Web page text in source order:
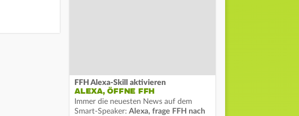
FFH Alexa-Skill aktivieren
ALEXA, ÖFFNE FFH
Immer die neuesten News auf dem
Smart-Speaker: Alexa, frage FFH nach